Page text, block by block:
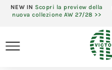
NEW IN Scopri la preview della
nuova collezione AW 27/28 >>